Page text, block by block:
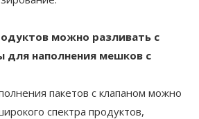
можно разливать с
наполнения мешков с
пакетов с клапаном можно
спектра продуктов,